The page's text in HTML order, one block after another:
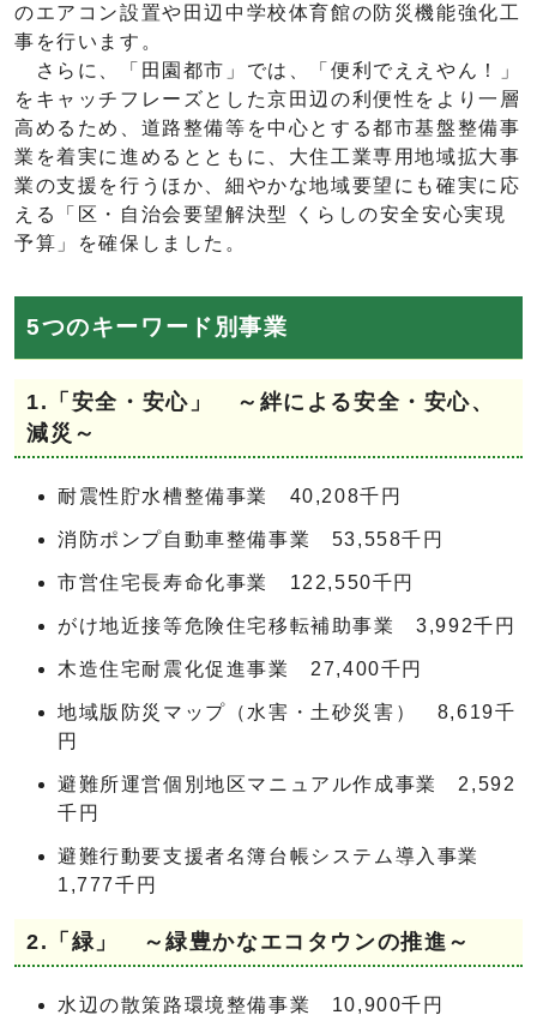
のエアコン設置や田辺中学校体育館の防災機能強化工
事を行います。
さらに、「田園都市」では、「便利でええやん！」
をキャッチフレーズとした京田辺の利便性をより一層
高めるため、道路整備等を中心とする都市基盤整備事
業を着実に進めるとともに、大住工業専用地域拡大事
業の支援を行うほか、細やかな地域要望にも確実に応
える「区・自治会要望解決型 くらしの安全安心実現
予算」を確保しました。
5つのキーワード別事業
1.「安全・安心」 ～絆による安全・安心、
減災～
耐震性貯水槽整備事業 40,208千円
消防ポンプ自動車整備事業 53,558千円
市営住宅長寿命化事業 122,550千円
がけ地近接等危険住宅移転補助事業 3,992千円
木造住宅耐震化促進事業 27,400千円
地域版防災マップ（水害・土砂災害） 8,619千
円
避難所運営個別地区マニュアル作成事業 2,592
千円
避難行動要支援者名簿台帳システム導入事業
1,777千円
2.「緑」 ～緑豊かなエコタウンの推進～
水辺の散策路環境整備事業 10,900千円